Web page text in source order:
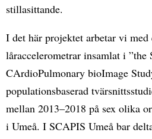
stillasittande.
I det här projektet arbetar vi med
låraccelerometrar insamlat i ”the
CArdioPulmonary bioImage
populationsbaserad
mellan 2013–2018 på sex olika
i Umeå. I SCAPIS Umeå bar